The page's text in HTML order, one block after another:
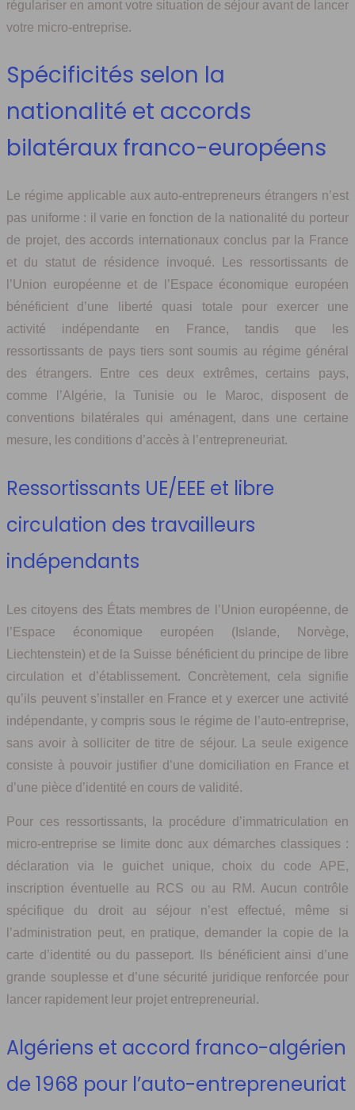
régulariser en amont votre situation de séjour avant de lancer
votre micro-entreprise.
Spécificités selon la
nationalité et accords
bilatéraux franco-européens
Le régime applicable aux auto-entrepreneurs étrangers n’est
pas uniforme : il varie en fonction de la nationalité du porteur
de projet, des accords internationaux conclus par la France
et du statut de résidence invoqué. Les ressortissants de
l’Union européenne et de l’Espace économique européen
bénéficient d’une liberté quasi totale pour exercer une
activité indépendante en France, tandis que les
ressortissants de pays tiers sont soumis au régime général
des étrangers. Entre ces deux extrêmes, certains pays,
comme l’Algérie, la Tunisie ou le Maroc, disposent de
conventions bilatérales qui aménagent, dans une certaine
mesure, les conditions d’accès à l’entrepreneuriat.
Ressortissants UE/EEE et libre
circulation des travailleurs
indépendants
Les citoyens des États membres de l’Union européenne, de
l’Espace économique européen (Islande, Norvège,
Liechtenstein) et de la Suisse bénéficient du principe de libre
circulation et d’établissement. Concrètement, cela signifie
qu’ils peuvent s’installer en France et y exercer une activité
indépendante, y compris sous le régime de l’auto-entreprise,
sans avoir à solliciter de titre de séjour. La seule exigence
consiste à pouvoir justifier d’une domiciliation en France et
d’une pièce d’identité en cours de validité.
Pour ces ressortissants, la procédure d’immatriculation en
micro-entreprise se limite donc aux démarches classiques :
déclaration via le guichet unique, choix du code APE,
inscription éventuelle au RCS ou au RM. Aucun contrôle
spécifique du droit au séjour n’est effectué, même si
l’administration peut, en pratique, demander la copie de la
carte d’identité ou du passeport. Ils bénéficient ainsi d’une
grande souplesse et d’une sécurité juridique renforcée pour
lancer rapidement leur projet entrepreneurial.
Algériens et accord franco-algérien
de 1968 pour l’auto-entrepreneuriat